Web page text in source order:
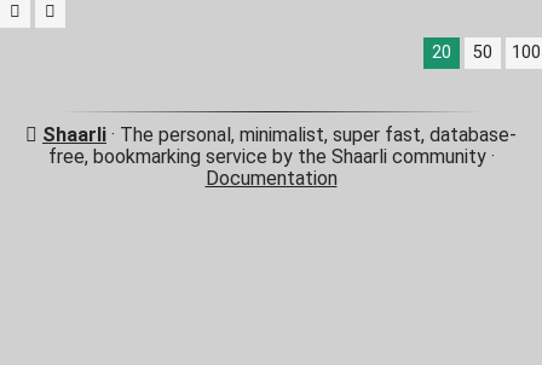
20 50 100
Shaarli · The personal, minimalist, super fast, database-
free, bookmarking service by the Shaarli community ·
Documentation